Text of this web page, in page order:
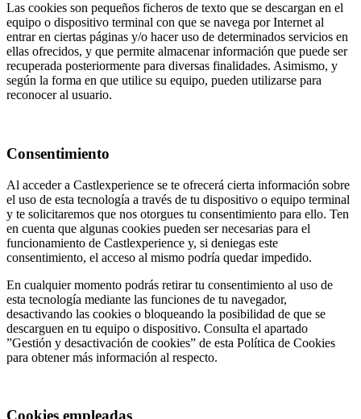
Las cookies son pequeños ficheros de texto que se descargan en el
equipo o dispositivo terminal con que se navega por Internet al
entrar en ciertas páginas y/o hacer uso de determinados servicios en
ellas ofrecidos, y que permite almacenar información que puede ser
recuperada posteriormente para diversas finalidades. Asimismo, y
según la forma en que utilice su equipo, pueden utilizarse para
reconocer al usuario.
Consentimiento
Al acceder a Castlexperience se te ofrecerá cierta información sobre
el uso de esta tecnología a través de tu dispositivo o equipo terminal
y te solicitaremos que nos otorgues tu consentimiento para ello. Ten
en cuenta que algunas cookies pueden ser necesarias para el
funcionamiento de Castlexperience y, si deniegas este
consentimiento, el acceso al mismo podría quedar impedido.
En cualquier momento podrás retirar tu consentimiento al uso de
esta tecnología mediante las funciones de tu navegador,
desactivando las cookies o bloqueando la posibilidad de que se
descarguen en tu equipo o dispositivo. Consulta el apartado
”Gestión y desactivación de cookies” de esta Política de Cookies
para obtener más información al respecto.